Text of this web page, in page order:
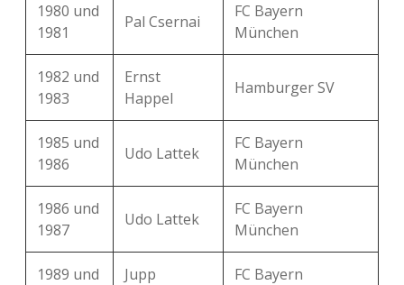
1980 und
1981
Pal Csernai
FC Bayern
München
1982 und
1983
Ernst
Happel
Hamburger SV
1985 und
1986
Udo Lattek
FC Bayern
München
1986 und
1987
Udo Lattek
FC Bayern
München
1989 und
Jupp
FC Bayern